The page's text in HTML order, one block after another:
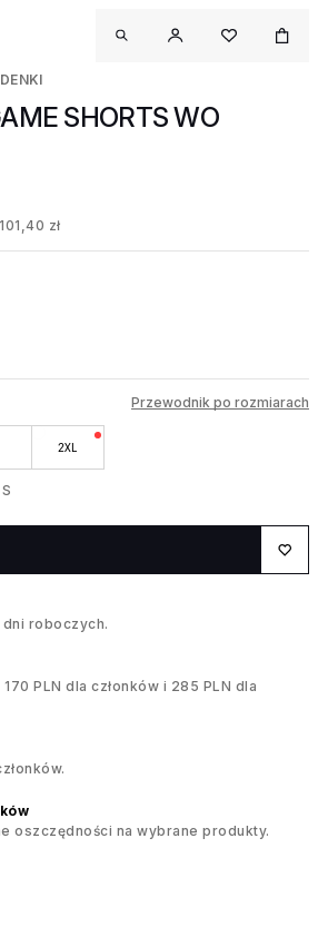
SHORTS WO
zł
Przewodnik po rozmiarach
2XL
roboczych.
PLN dla członków i 285 PLN dla
oszczędności na wybrane produkty.